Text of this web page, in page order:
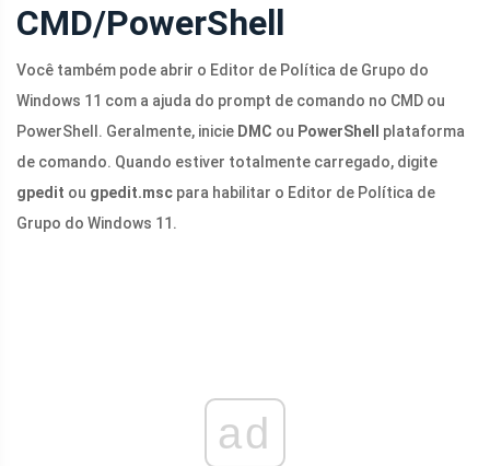
CMD/PowerShell
Você também pode abrir o Editor de Política de Grupo do
Windows 11 com a ajuda do prompt de comando no CMD ou
PowerShell. Geralmente, inicie DMC ou PowerShell
plataforma
de comando. Quando estiver totalmente carregado, digite
gpedit ou gpedit.msc para habilitar o Editor de Política de
Grupo do Windows 11.
ad